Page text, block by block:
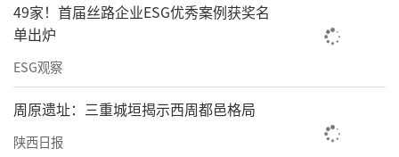
49家！首届丝路企业ESG优秀案例获奖名
单出炉
ESG观察
周原遗址：三重城垣揭示西周都邑格局
陕西日报